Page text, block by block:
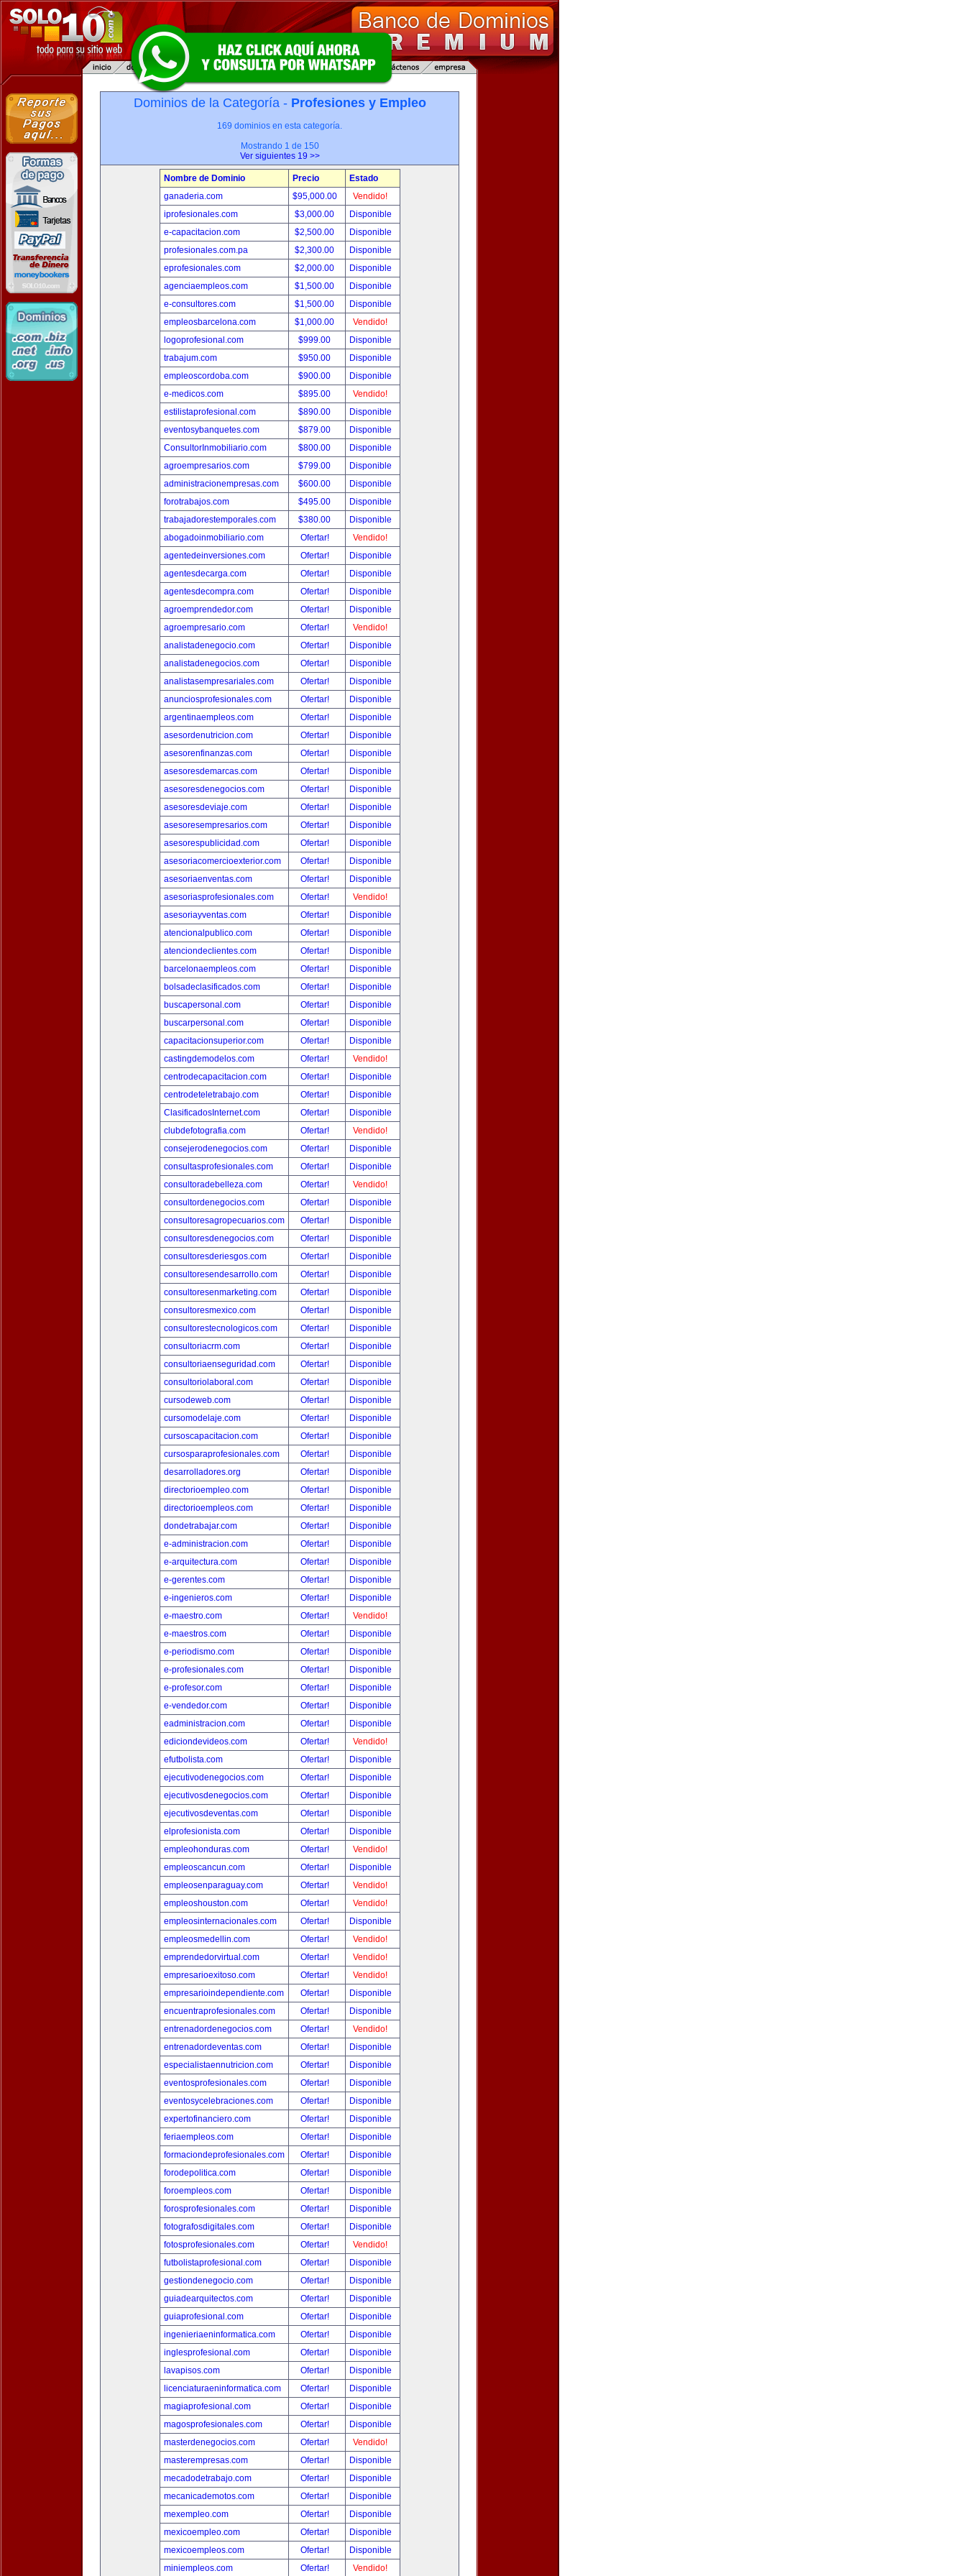
Dominios de la Categoría - Profesiones y Empleo
169 dominios en esta categoría.
Mostrando 1 de 150
Ver siguientes 19 >>
Nombre de Dominio Precio
Estado
ganaderia.com
$95,000.00
Vendido!
iprofesionales.com
$3,000.00
Disponible
e-capacitacion.com
$2,500.00
Disponible
profesionales.com.pa
$2,300.00
Disponible
eprofesionales.com
$2,000.00
Disponible
agenciaempleos.com
$1,500.00
Disponible
e-consultores.com
$1,500.00
Disponible
empleosbarcelona.com
$1,000.00
Vendido!
logoprofesional.com
$999.00
Disponible
trabajum.com
$950.00
Disponible
empleoscordoba.com
$900.00
Disponible
e-medicos.com
$895.00
Vendido!
estilistaprofesional.com
$890.00
Disponible
eventosybanquetes.com
$879.00
Disponible
ConsultorInmobiliario.com
$800.00
Disponible
agroempresarios.com
$799.00
Disponible
administracionempresas.com
$600.00
Disponible
forotrabajos.com
$495.00
Disponible
trabajadorestemporales.com
$380.00
Disponible
abogadoinmobiliario.com
Ofertar!
Vendido!
agentedeinversiones.com
Ofertar!
Disponible
agentesdecarga.com
Ofertar!
Disponible
agentesdecompra.com
Ofertar!
Disponible
agroemprendedor.com
Ofertar!
Disponible
agroempresario.com
Ofertar!
Vendido!
analistadenegocio.com
Ofertar!
Disponible
analistadenegocios.com
Ofertar!
Disponible
analistasempresariales.com
Ofertar!
Disponible
anunciosprofesionales.com
Ofertar!
Disponible
argentinaempleos.com
Ofertar!
Disponible
asesordenutricion.com
Ofertar!
Disponible
asesorenfinanzas.com
Ofertar!
Disponible
asesoresdemarcas.com
Ofertar!
Disponible
asesoresdenegocios.com
Ofertar!
Disponible
asesoresdeviaje.com
Ofertar!
Disponible
asesoresempresarios.com
Ofertar!
Disponible
asesorespublicidad.com
Ofertar!
Disponible
asesoriacomercioexterior.com
Ofertar!
Disponible
asesoriaenventas.com
Ofertar!
Disponible
asesoriasprofesionales.com
Ofertar!
Vendido!
asesoriayventas.com
Ofertar!
Disponible
atencionalpublico.com
Ofertar!
Disponible
atenciondeclientes.com
Ofertar!
Disponible
barcelonaempleos.com
Ofertar!
Disponible
bolsadeclasificados.com
Ofertar!
Disponible
buscapersonal.com
Ofertar!
Disponible
buscarpersonal.com
Ofertar!
Disponible
capacitacionsuperior.com
Ofertar!
Disponible
castingdemodelos.com
Ofertar!
Vendido!
centrodecapacitacion.com
Ofertar!
Disponible
centrodeteletrabajo.com
Ofertar!
Disponible
ClasificadosInternet.com
Ofertar!
Disponible
clubdefotografia.com
Ofertar!
Vendido!
consejerodenegocios.com
Ofertar!
Disponible
consultasprofesionales.com
Ofertar!
Disponible
consultoradebelleza.com
Ofertar!
Vendido!
consultordenegocios.com
Ofertar!
Disponible
consultoresagropecuarios.com
Ofertar!
Disponible
consultoresdenegocios.com
Ofertar!
Disponible
consultoresderiesgos.com
Ofertar!
Disponible
consultoresendesarrollo.com
Ofertar!
Disponible
consultoresenmarketing.com
Ofertar!
Disponible
consultoresmexico.com
Ofertar!
Disponible
consultorestecnologicos.com
Ofertar!
Disponible
consultoriacrm.com
Ofertar!
Disponible
consultoriaenseguridad.com
Ofertar!
Disponible
consultoriolaboral.com
Ofertar!
Disponible
cursodeweb.com
Ofertar!
Disponible
cursomodelaje.com
Ofertar!
Disponible
cursoscapacitacion.com
Ofertar!
Disponible
cursosparaprofesionales.com
Ofertar!
Disponible
desarrolladores.org
Ofertar!
Disponible
directorioempleo.com
Ofertar!
Disponible
directorioempleos.com
Ofertar!
Disponible
dondetrabajar.com
Ofertar!
Disponible
e-administracion.com
Ofertar!
Disponible
e-arquitectura.com
Ofertar!
Disponible
e-gerentes.com
Ofertar!
Disponible
e-ingenieros.com
Ofertar!
Disponible
e-maestro.com
Ofertar!
Vendido!
e-maestros.com
Ofertar!
Disponible
e-periodismo.com
Ofertar!
Disponible
e-profesionales.com
Ofertar!
Disponible
e-profesor.com
Ofertar!
Disponible
e-vendedor.com
Ofertar!
Disponible
eadministracion.com
Ofertar!
Disponible
ediciondevideos.com
Ofertar!
Vendido!
efutbolista.com
Ofertar!
Disponible
ejecutivodenegocios.com
Ofertar!
Disponible
ejecutivosdenegocios.com
Ofertar!
Disponible
ejecutivosdeventas.com
Ofertar!
Disponible
elprofesionista.com
Ofertar!
Disponible
empleohonduras.com
Ofertar!
Vendido!
empleoscancun.com
Ofertar!
Disponible
empleosenparaguay.com
Ofertar!
Vendido!
empleoshouston.com
Ofertar!
Vendido!
empleosinternacionales.com
Ofertar!
Disponible
empleosmedellin.com
Ofertar!
Vendido!
emprendedorvirtual.com
Ofertar!
Vendido!
empresarioexitoso.com
Ofertar!
Vendido!
empresarioindependiente.com
Ofertar!
Disponible
encuentraprofesionales.com
Ofertar!
Disponible
entrenadordenegocios.com
Ofertar!
Vendido!
entrenadordeventas.com
Ofertar!
Disponible
especialistaennutricion.com
Ofertar!
Disponible
eventosprofesionales.com
Ofertar!
Disponible
eventosycelebraciones.com
Ofertar!
Disponible
expertofinanciero.com
Ofertar!
Disponible
feriaempleos.com
Ofertar!
Disponible
formaciondeprofesionales.com
Ofertar!
Disponible
forodepolitica.com
Ofertar!
Disponible
foroempleos.com
Ofertar!
Disponible
forosprofesionales.com
Ofertar!
Disponible
fotografosdigitales.com
Ofertar!
Disponible
fotosprofesionales.com
Ofertar!
Vendido!
futbolistaprofesional.com
Ofertar!
Disponible
gestiondenegocio.com
Ofertar!
Disponible
guiadearquitectos.com
Ofertar!
Disponible
guiaprofesional.com
Ofertar!
Disponible
ingenieriaeninformatica.com
Ofertar!
Disponible
inglesprofesional.com
Ofertar!
Disponible
lavapisos.com
Ofertar!
Disponible
licenciaturaeninformatica.com
Ofertar!
Disponible
magiaprofesional.com
Ofertar!
Disponible
magosprofesionales.com
Ofertar!
Disponible
masterdenegocios.com
Ofertar!
Vendido!
masterempresas.com
Ofertar!
Disponible
mecadodetrabajo.com
Ofertar!
Disponible
mecanicademotos.com
Ofertar!
Disponible
mexempleo.com
Ofertar!
Disponible
mexicoempleo.com
Ofertar!
Disponible
mexicoempleos.com
Ofertar!
Disponible
miniempleos.com
Ofertar! Vendido!